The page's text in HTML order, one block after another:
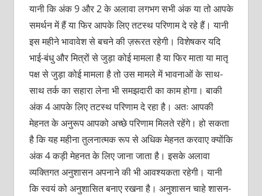
यानी कि अंक 9 और 2 के अलावा लगभग सभी अंक या तो आपके
समर्थन में हैं या फिर आपके लिए तटस्‍थ परिणाम दे रहे हैं। यानी
इस महीने भावावेश से बचने की ज़रूरत रहेगी। विशेषकर यदि
भाई-बंधु और मित्रों से जुड़ा कोई मामला है या फिर माता या मातृ
पक्ष से जुड़ा कोई मामला है तो उस मामले में भावनाओं के साथ-
साथ तर्क का सहारा लेना भी समझदारी का काम होगा। बाकी
अंक 4 आपके लिए तटस्‍थ परिणाम दे रहा है। अतः आपकी
मेहनत के अनुरूप आपको अच्छे परिणाम मिलते रहेंगे। हो सकता
है कि यह महीना तुलनात्मक रूप से अधिक मेहनत करवाए क्योंकि
अंक 4 कड़ी मेहनत के लिए जाना जाता है। इसके अलावा
व्यक्तिगत अनुशासन अपनाने की भी आवश्यकता रहेगी। यानी
कि स्वयं को अनुशासित बनाए रखना है। अनुशासन चाहे शासन-